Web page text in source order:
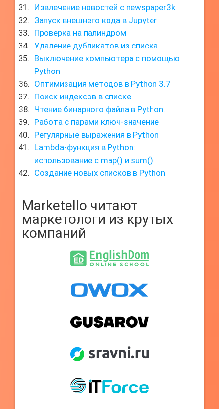
Извлечение новостей с newspaper3k
Запуск внешнего кода в Jupyter
Проверка на палиндром
Удаление дубликатов из списка
Выключение компьютера с помощью
Python
Оптимизация методов в Python 3.7
Поиск индексов в списке
Чтение бинарного файла в Python.
Работа с парами ключ-значение
Регулярные выражения в Python
Lambda-функция в Python:
использование с map() и sum()
Создание новых списков в Python
Marketello читают
маркетологи из крутых
компаний